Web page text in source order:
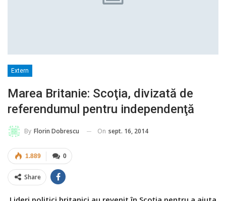
Extern
Marea Britanie: Scoţia, divizată de
referendumul pentru independenţă
By Florin Dobrescu On sept. 16, 2014
0
1.889
Share